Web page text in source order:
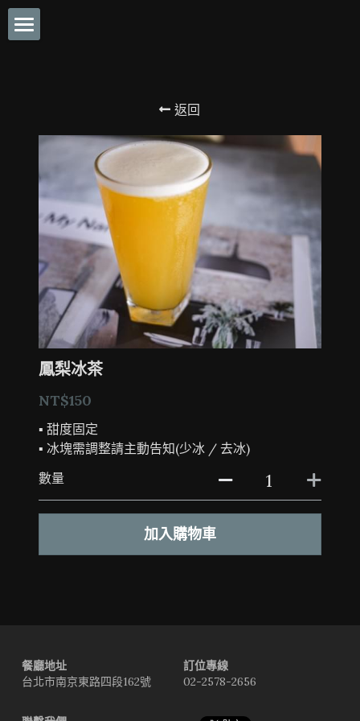
環境介紹
店內環景介紹
交通資訊
媒體報導
Private私人包廂空間服務
特約合作廠商
營業時間
搜索
返回
鳳梨冰茶
NT$150
▪ 甜度固定
▪ 冰塊需調整請主動告知(少冰 / 去冰)
數量
加入購物車
餐廳地址
台北市南京東路四段162號
訂位專線
02-2578-2656